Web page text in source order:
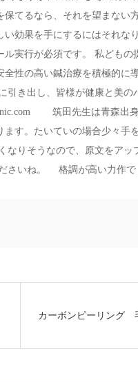
保てるなら、それを望ま
効果を手にするにはそれ
実行が必須です。 私どもの
性の高い鍼治療を積極的に
き出し、皆様が健康と美
筑田先生は青森出
す。たいていの場合少々手
りそうなので、原文をアッ
さいね。 格調が高い力作
カーボンピーリング